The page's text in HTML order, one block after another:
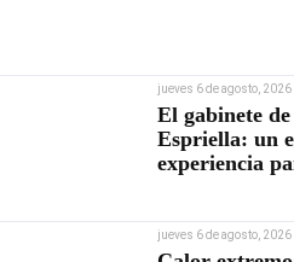
jueves 6 de agosto, 2026
El gabinete
Espriella: un
experiencia
jueves 6 de agosto, 2026